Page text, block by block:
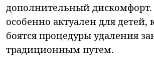
дополнительный дискомфорт.
особенно актуален для детей,
боятся процедуры удаления
традиционным путем.